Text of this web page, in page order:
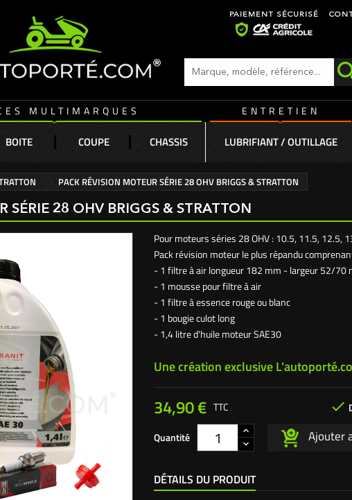
PAIEMENT SÉCURISÉ
MULTIMARQUES ENTRETIEN
BOITE COUPE CHASSIS LUBRIFIANT / OUTILLAGE
PACK RÉVISION MOTEUR SÉRIE 28 OHV BRIGGS & STRATTON
SÉRIE 28 OHV BRIGGS & STRATTON
Pour moteurs séries 28 OHV : 10.5, 11.5, 12.5,
Pack révision moteur le plus répandu
- 1 filtre à air longueur 182 mm - largeur 52/70
- 1 mousse pour filtre à air
- 1 filtre à essence rouge ou blanc
- 1 bougie culot long
- 1,4 litre d'huile moteur SAE30
Une création exclusive
34,90 € 
TTC
Quantité Ajouter
DÉTAILS DU PRODUIT